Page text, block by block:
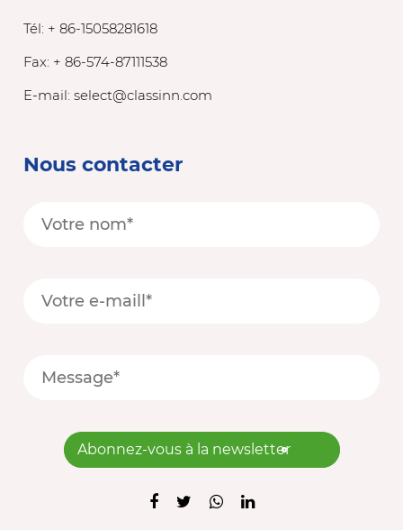
Tél: + 86-15058281618
Fax: + 86-574-87111538
E-mail:select@classinn.com
Nous contacter
Abonnez-vous à la newsletter